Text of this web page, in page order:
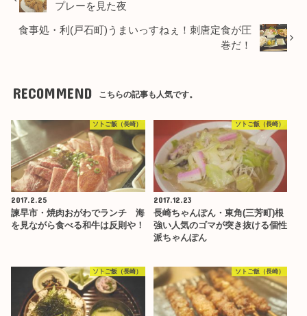
プレーを見た夜
食事処・利(戸石町)うまいっすねぇ！刺唐定食が圧
巻だ！
RECOMMEND こちらの記事も人気です。
ソトご飯（長崎）
2017.2.25
諫早市・焼肉おがわでランチ 海
を見ながら食べる和牛は反則や！
ソトご飯（長崎）
2017.12.23
長崎ちゃんぽん・東角(三芳町)根
強い人気のゴマが突き抜ける個性
派ちゃんぽん
ソトご飯（長崎） ソトご飯（長崎）